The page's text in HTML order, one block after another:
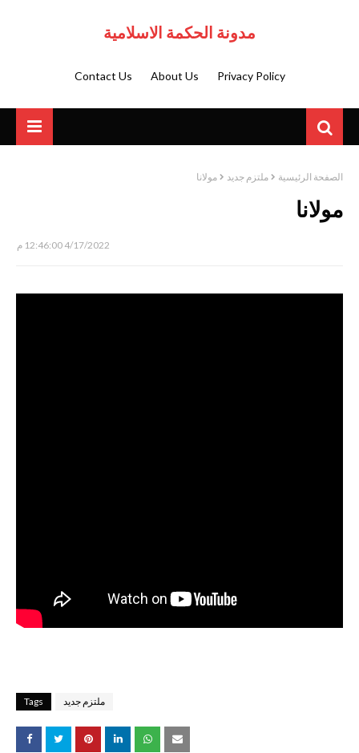
مدونة الحكمة الاسلامية
Privacy Policy
About Us
Contact Us
الصفحة الرئيسية ملتزم جديد مولانا
مولانا
4/17/2022 12:46:00 م
Tags ملتزم جديد